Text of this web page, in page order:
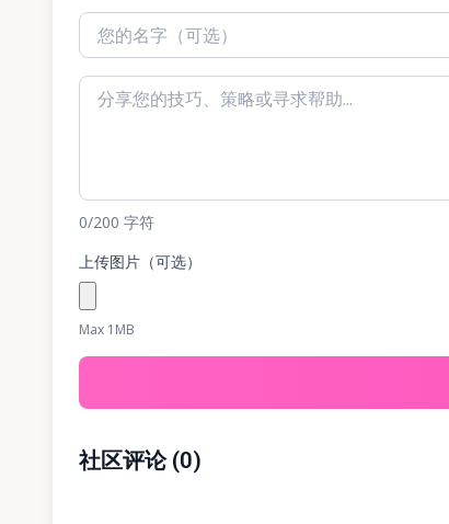
0/200 字符
上传图片（可选）
Max 1MB
社区评论(0)